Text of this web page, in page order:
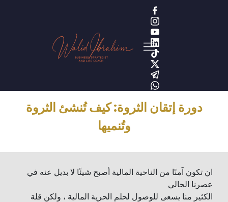
دورة إتقان الثروة: كيف تُنشئ الثروة
وتُنميها
ان تكون آمنًا من الناحية المالية أصبح شيئًا لا بديل عنه في
عصرنا الحالي
الكثير منا يسعى للوصول لحلم الحرية المالية ، ولكن قلة